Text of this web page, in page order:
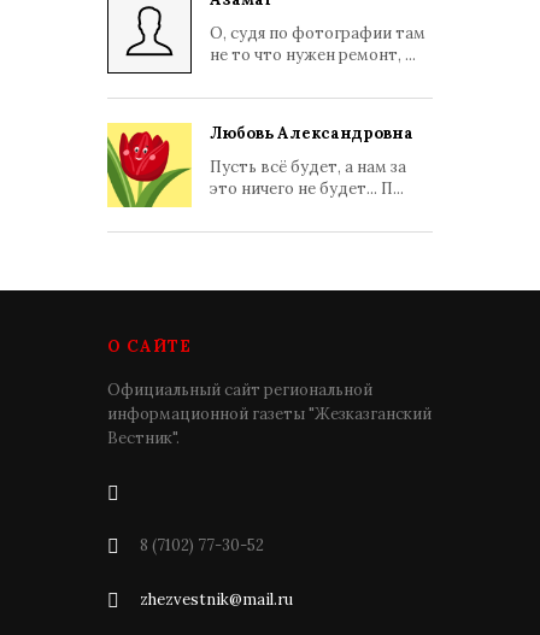
О, судя по фотографии там
не то что нужен ремонт, ...
Любовь Александровна
Пусть всё будет, а нам за
это ничего не будет... П...
О САЙТЕ
Официальный сайт региональной
информационной газеты "Жезказганский
Вестник".
8 (7102) 77-30-52
zhezvestnik@mail.ru